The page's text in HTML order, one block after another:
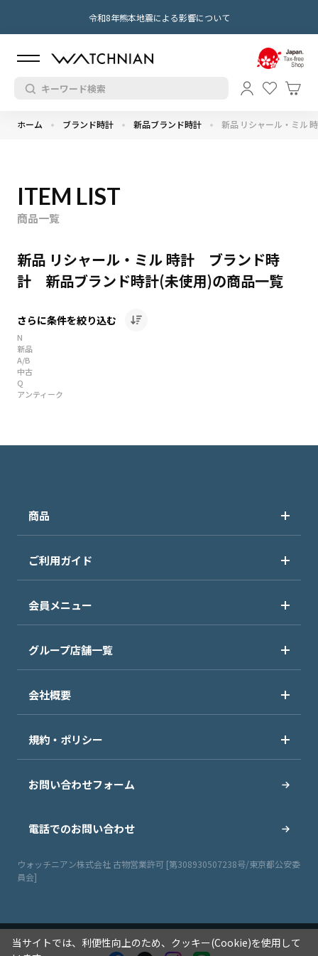
令和8年熊本地震による影響について
ホーム ブランド時計 新品ブランド時計 新品 リシャール・ミル
ITEM LIST
商品一覧
新品 リシャール・ミル 時計 ブランド時
計 新品ブランド時計(未使用)の商品一覧
さらに条件を絞り込む
N
新品
A/B
中古
Q
アンティーク
商品
ご利用ガイド
会員メニュー
グループ店舗一覧
会社概要
規約・ポリシー
お問い合わせフォーム
電話でのお問い合わせ
ウォッチニアン株式会社 古物営業許可 [第308930507238号/東京都公安委
員会]
当サイトでは、利便性向上のため、クッキー(Cookie)を使用して